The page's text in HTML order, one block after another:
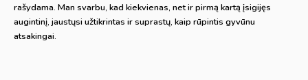
rašydama. Man svarbu, kad kiekvienas, net ir pirmą kartą įsigijęs
augintinį, jaustųsi užtikrintas ir suprastų, kaip rūpintis gyvūnu
atsakingai.